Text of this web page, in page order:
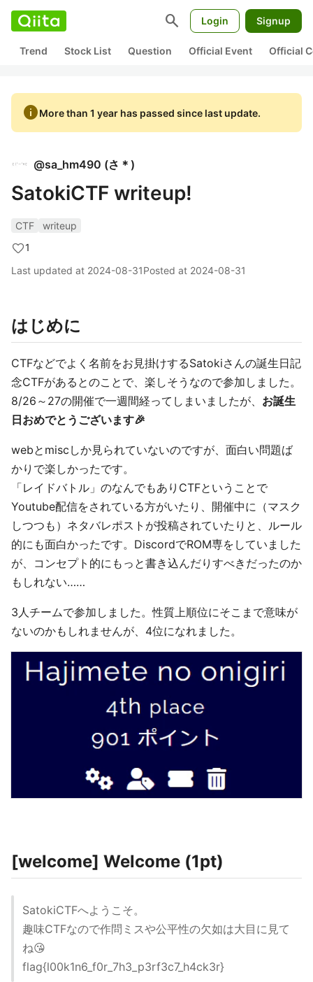
search Login Signup
Trend Stock List Question Official Event Official
infoMore than 1 year has passed since last update.
@sa_hm490 (さ＊ )
SatokiCTF writeup!
CTF
writeup
1
Last updated at 2024-08-31Posted at 2024-08-31
はじめに
CTFなどでよく名前をお見掛けするSatokiさんの誕生日記
念CTFがあるとのことで、楽しそうなので参加しました。
8/26～27の開催で一週間経ってしまいましたが、 お誕生
日おめでとうございます🎉
webとmiscしか見られていないのですが、面白い問題ば
かりで楽しかったです。
「レイドバトル」のなんでもありCTFということで
Youtube配信をされている方がいたり、開催中に（マスク
しつつも）ネタバレポストが投稿されていたりと、ルール
的にも面白かったです。DiscordでROM専をしていました
が、コンセプト的にもっと書き込んだりすべきだったのか
もしれない……
3人チームで参加しました。性質上順位にそこまで意味が
ないのかもしれませんが、4位になれました。
[welcome] Welcome (1pt)
SatokiCTFへようこそ。
趣味CTFなので作問ミスや公平性の欠如は大目に見て
ね😘
flag{l00k1n6_f0r_7h3_p3rf3c7_h4ck3r}